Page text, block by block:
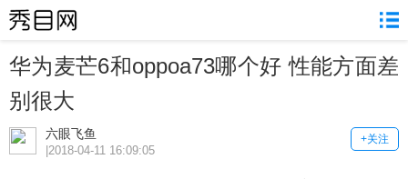
华为麦芒6和oppoa73哪个好 性能方面差
别很大
六眼飞鱼 +关注
|2018-04-11 16:09:05